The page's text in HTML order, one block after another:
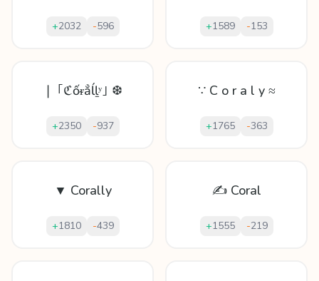
+2032 -596 +1589 -153
❘ ｢ℭốᵲẳĺḻʸ｣ ❆
+2350 -937
∵ C o r a l y ≈
+1765 -363
▼ Corally
+1810 -439
✍ Coral
+1555 -219